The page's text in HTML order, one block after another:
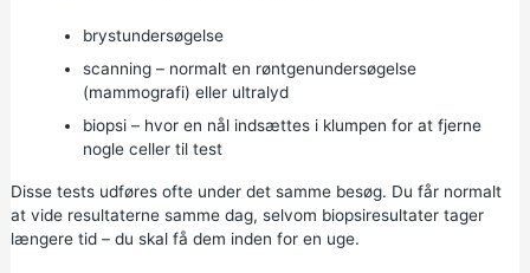
brystundersøgelse
scanning – normalt en røntgenundersøgelse
(mammografi) eller ultralyd
biopsi – hvor en nål indsættes i klumpen for at fjerne
nogle celler til test
Disse tests udføres ofte under det samme besøg. Du får normalt
at vide resultaterne samme dag, selvom biopsiresultater tager
længere tid – du skal få dem inden for en uge.